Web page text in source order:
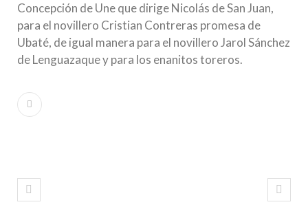
Concepción de Une que dirige Nicolás de San Juan,
para el novillero Cristian Contreras promesa de
Ubaté, de igual manera para el novillero Jarol Sánchez
de Lenguazaque y para los enanitos toreros.